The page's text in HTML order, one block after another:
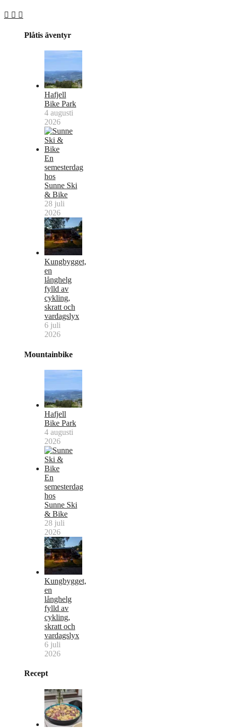
Plåtis äventyr
Hafjell
Bike Park
4 augusti
2026
En
semesterdag
hos
Sunne Ski
& Bike
28 juli
2026
Kungbygget,
en
långhelg
fylld av
cykling,
skratt och
vardagslyx
6 juli
2026
Mountainbike
Hafjell
Bike Park
4 augusti
2026
En
semesterdag
hos
Sunne Ski
& Bike
28 juli
2026
Kungbygget,
en
långhelg
fylld av
cykling,
skratt och
vardagslyx
6 juli
2026
Recept